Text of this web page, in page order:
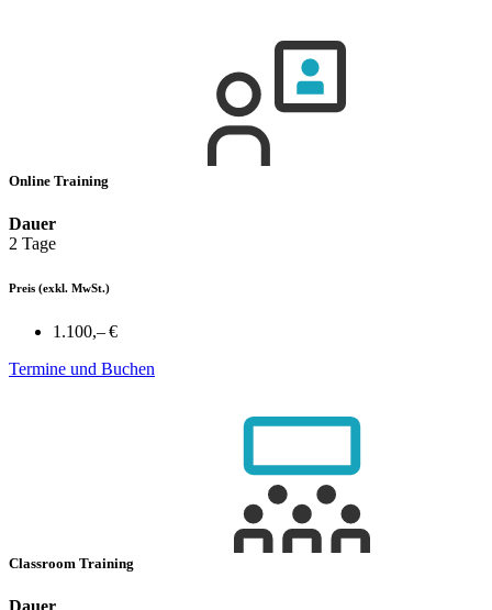
Online Training
Dauer
2 Tage
Preis (exkl. MwSt.)
1.100,– €
Termine und Buchen
Classroom Training